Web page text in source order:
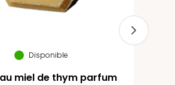
Disponible
miel de thym parfum